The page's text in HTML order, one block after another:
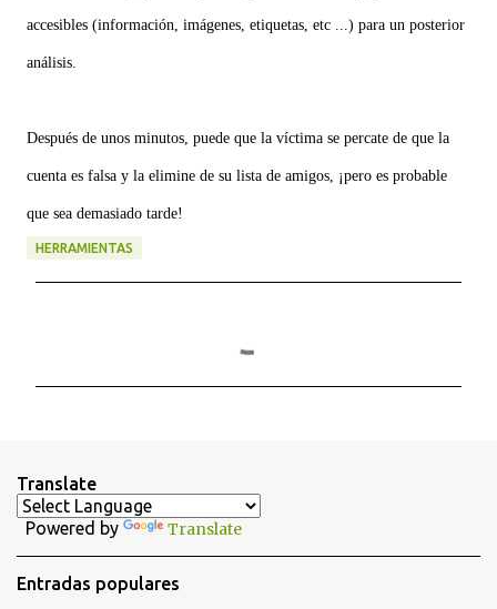
accesibles (información, imágenes, etiquetas, etc ...) para un posterior
análisis.
Después de unos minutos, puede que la víctima se percate de que la
cuenta es falsa y la elimine de su lista de amigos, ¡pero es probable
que sea demasiado tarde!
HERRAMIENTAS
a
r
o
Translate
Powered by Translate
Entradas populares